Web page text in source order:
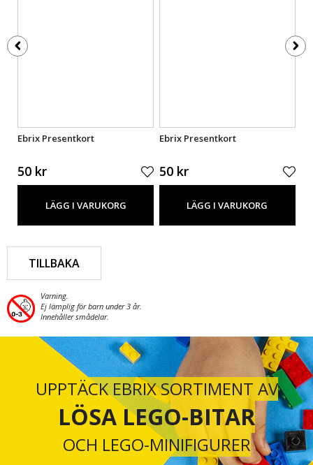
Ebrix Presentkort
50 kr
LÄGG I VARUKORG
Ebrix Presentkort
50 kr
LÄGG I VARUKORG
TILLBAKA
Varning.
Ej lämplig för barn under 3 år.
Innehåller smådelar.
UPPTÄCK EBRIX SORTIMENT AV
LÖSA LEGO-BITAR
OCH LEGO-MINIFIGURER